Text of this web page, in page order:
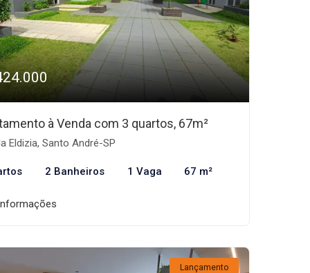
à Venda com 3 quartos, 67m²
Eldizia, Santo André-SP
2 Banheiros 1 Vaga 67 m²
Lançamento